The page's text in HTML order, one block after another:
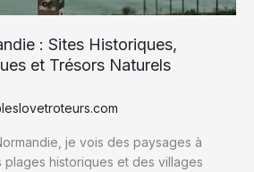
: Sites Historiques,
et Trésors Naturels
je vois des paysages à
historiques et des villages